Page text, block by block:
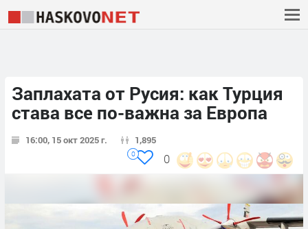
Заплахата от Русия: как Турция
става все по-важна за Европа
16:00, 15 окт 2025 г. 1,895
0
0